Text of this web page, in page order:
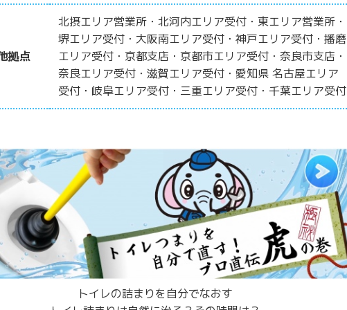
拠点
北摂エリア営業所・北河内エリア受付・東エリア営業所・
堺エリア受付・大阪南エリア受付・神戸エリア受付・播磨
エリア受付・京都支店・京都市エリア受付・奈良市支店・
奈良エリア受付・滋賀エリア受付・愛知県 名古屋エリア
受付・岐阜エリア受付・三重エリア受付・千葉エリア受付
トイレの詰まりを自分でなおす